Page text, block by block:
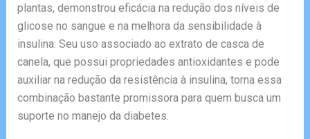
plantas, demonstrou eficácia na redução dos níveis de
glicose no sangue e na melhora da sensibilidade à
insulina. Seu uso associado ao extrato de casca de
canela, que possui propriedades antioxidantes e pode
auxiliar na redução da resistência à insulina, torna essa
combinação bastante promissora para quem busca um
suporte no manejo da diabetes.